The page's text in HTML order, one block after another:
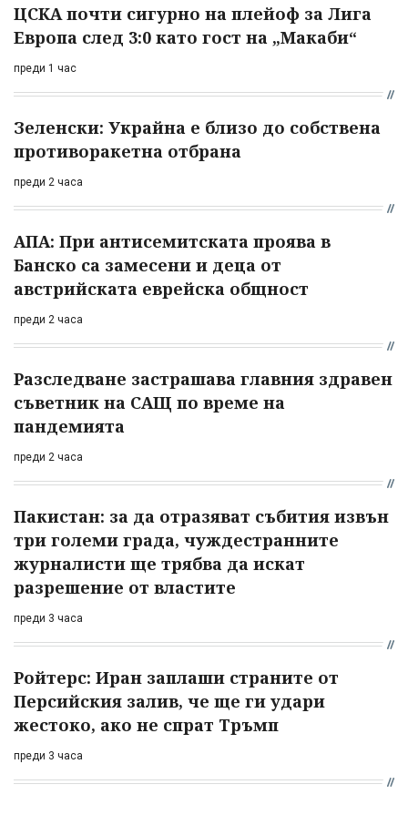
ЦСКА почти сигурно на плейоф за Лига
Европа след 3:0 като гост на „Макаби“
преди 1 час
Зеленски: Украйна е близо до собствена
противоракетна отбрана
преди 2 часа
АПА: При антисемитската проява в
Банско са замесени и деца от
австрийската еврейска общност
преди 2 часа
Разследване застрашава главния здравен
съветник на САЩ по време на
пандемията
преди 2 часа
Пакистан: за да отразяват събития извън
три големи града, чуждестранните
журналисти ще трябва да искат
разрешение от властите
преди 3 часа
Ройтерс: Иран заплаши страните от
Персийския залив, че ще ги удари
жестоко, ако не спрат Тръмп
преди 3 часа